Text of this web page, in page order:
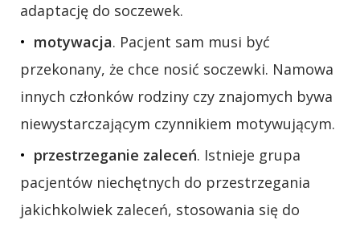
adaptację do soczewek.
motywacja. Pacjent sam musi być
przekonany, że chce nosić soczewki. Namowa
innych członków rodziny czy znajomych bywa
niewystarczającym czynnikiem motywującym.
przestrzeganie zaleceń. Istnieje grupa
pacjentów niechętnych do przestrzegania
jakichkolwiek zaleceń, stosowania się do